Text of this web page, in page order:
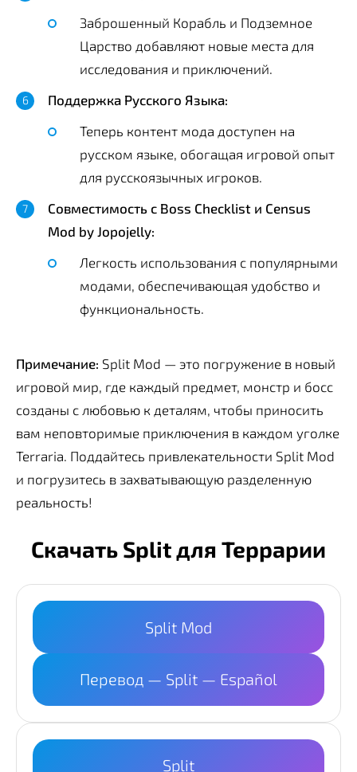
Заброшенный Корабль и Подземное
Царство добавляют новые места для
исследования и приключений.
Поддержка Русского Языка:
Теперь контент мода доступен на
русском языке, обогащая игровой опыт
для русскоязычных игроков.
Совместимость с Boss Checklist и Census
Mod by Jopojelly:
Легкость использования с популярными
модами, обеспечивающая удобство и
функциональность.
Примечание: Split Mod — это погружение в новый
игровой мир, где каждый предмет, монстр и босс
созданы с любовью к деталям, чтобы приносить
вам неповторимые приключения в каждом уголке
Terraria. Поддайтесь привлекательности Split Mod
и погрузитесь в захватывающую разделенную
реальность!
Скачать Split для Террарии
Split Mod
Перевод — Split — Español
Split